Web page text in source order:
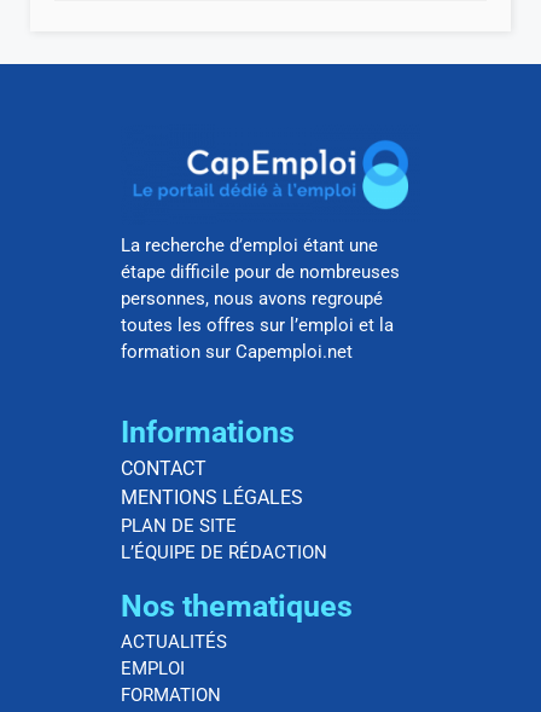
La recherche d’emploi étant une
étape difficile pour de nombreuses
personnes, nous avons regroupé
toutes les offres sur l’emploi et la
formation sur Capemploi.net
Informations
CONTACT
MENTIONS LÉGALES
PLAN DE SITE
L’ÉQUIPE DE RÉDACTION
Nos thematiques
ACTUALITÉS
EMPLOI
FORMATION